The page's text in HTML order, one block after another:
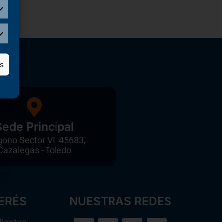
Principal
Sector VI, 45683,
- Toledo
NUESTRAS REDES